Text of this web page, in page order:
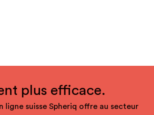
plus efficace.
ligne suisse Spheriq offre au secteur